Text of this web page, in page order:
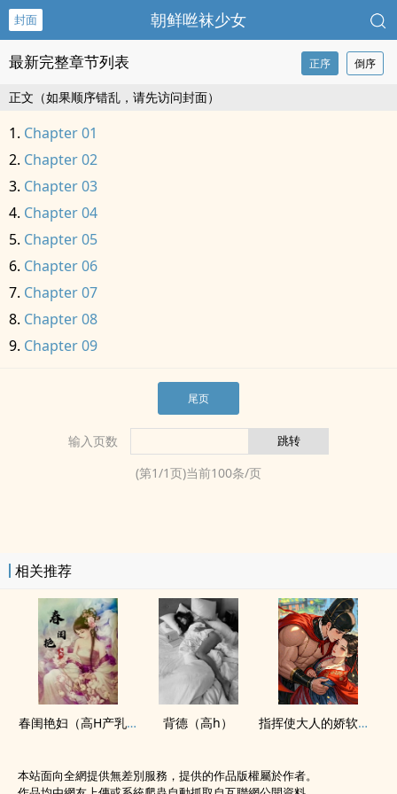
封面 朝鲜咝袜少女
最新完整章节列表 正序 倒序
正文（如果顺序错乱，请先访问封面）
Chapter 01
Chapter 02
Chapter 03
Chapter 04
Chapter 05
Chapter 06
Chapter 07
Chapter 08
Chapter 09
尾页
输入页数
(第1/1页)当前100条/页
相关推荐
春闺艳妇（‎‍‎高‌​H­‎‍产乳​​‍乱‍­​伦‍​） 背德（‎​高‍h‎​） 指挥使大人的娇软弟媳（糙汉 伯媳 古言‎​高‍h‎​ 1V1）
本站面向全網提供無差別服務，提供的作品版權屬於作者。